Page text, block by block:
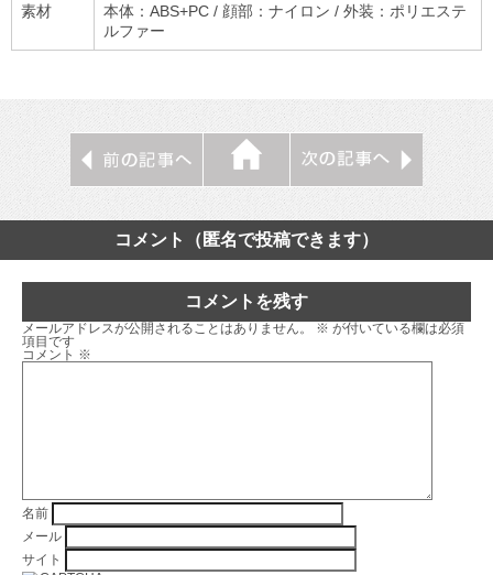
素材
本体：ABS+PC / 顔部：ナイロン / 外装：ポリエステ
ルファー
コメント（匿名で投稿できます）
コメントを残す
メールアドレスが公開されることはありません。 ※ が付いている欄は必須
項目です
コメント ※
名前
メール
サイト